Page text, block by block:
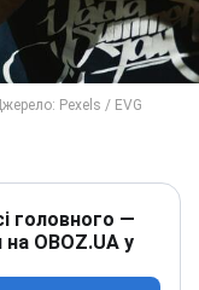
головного —
OBOZ.UA у